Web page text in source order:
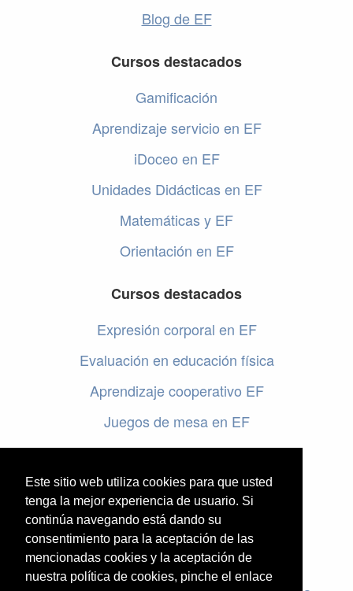
Este sitio web utiliza cookies para que usted
tenga la mejor experiencia de usuario. Si
continúa navegando está dando su
consentimiento para la aceptación de las
mencionadas cookies y la aceptación de
nuestra política de cookies, pinche el enlace
Blog de EF
Cursos destacados
Gamificación
Aprendizaje servicio en EF
iDoceo en EF
Unidades Didácticas en EF
Matemáticas y EF
Orientación en EF
Cursos destacados
Expresión corporal en EF
Evaluación en educación física
Aprendizaje cooperativo EF
Juegos de mesa en EF
Programar en EF
Cursos online de educación física
Artículos destacados
Evaluación en educación física